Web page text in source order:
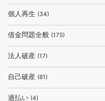
個人再生 (34)
借金問題全般 (175)
法人破産 (17)
自己破産 (81)
過払い (4)